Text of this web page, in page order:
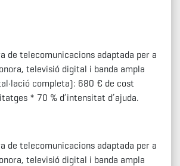
de telecomunicacions adaptada per a
televisió digital i banda ampla
completa): 680 € de cost
* 70 % d’intensitat d’ajuda.
de telecomunicacions adaptada per a
televisió digital i banda ampla